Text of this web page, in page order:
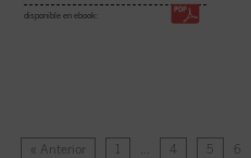
disponible en ebook:
« Anterior 1 … 4 5 6